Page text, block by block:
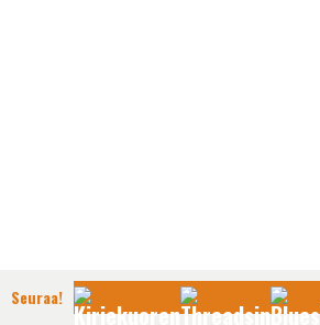
Ainoa selkeä ongelma
että luonnollisesti ilmatäytteiset
Seuraa!